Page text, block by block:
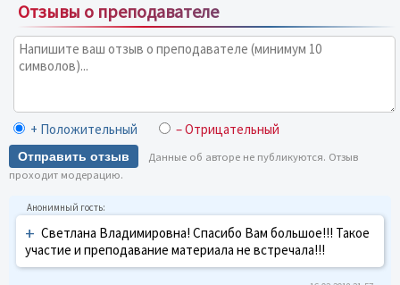
Отзывы о преподавателе
+ Положительный – Отрицательный
Отправить отзыв
Данные об авторе не публикуются. Отзыв
проходит модерацию.
+ Светлана Владимировна! Спасибо Вам большое!!! Такое
участие и преподавание материала не встречала!!!